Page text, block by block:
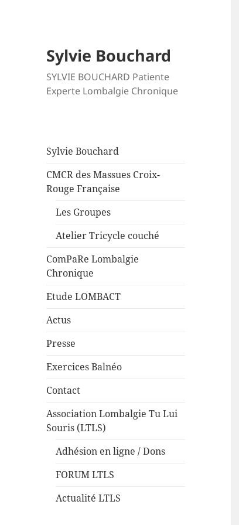
Sylvie Bouchard
SYLVIE BOUCHARD Patiente
Experte Lombalgie Chronique
Sylvie Bouchard
CMCR des Massues Croix-
Rouge Française
Les Groupes
Atelier Tricycle couché
ComPaRe Lombalgie
Chronique
Etude LOMBACT
Actus
Presse
Exercices Balnéo
Contact
Association Lombalgie Tu Lui
Souris (LTLS)
Adhésion en ligne / Dons
FORUM LTLS
Actualité LTLS